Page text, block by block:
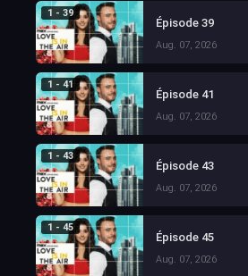
1 - 39
Épisode 39
Aug. 07, 2026
1 - 41
Épisode 41
Aug. 07, 2026
1 - 43
Épisode 43
Aug. 07, 2026
1 - 45
Épisode 45
Aug. 07, 2026